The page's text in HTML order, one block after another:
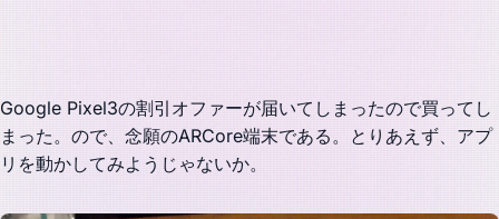
Google Pixel3の割引オファーが届いてしまったので買ってし
まった。ので、念願のARCore端末である。とりあえず、アプ
リを動かしてみようじゃないか。